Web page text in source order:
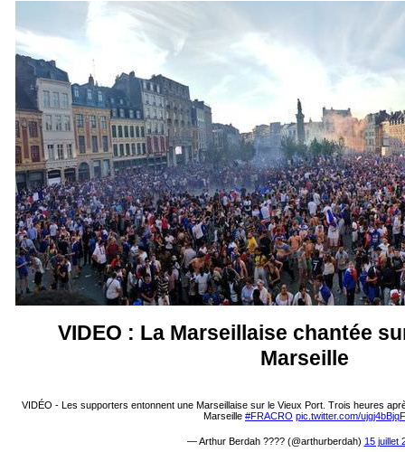
VIDEO : La Marseillaise chantée
Marseille
VIDÉO - Les supporters entonnent une Marseillaise sur le Vieux Port. Trois heures
Marseille #FRACRO pic.twitter.com/ujgj4bBjqF
— Arthur Berdah ???? (@arthurberdah) 15 juillet